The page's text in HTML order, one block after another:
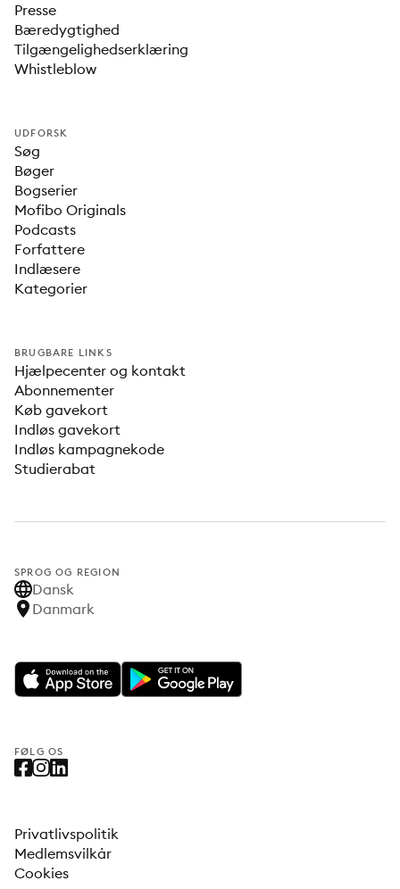
Presse
Bæredygtighed
Tilgængelighedserklæring
Whistleblow
UDFORSK
Søg
Bøger
Bogserier
Mofibo Originals
Podcasts
Forfattere
Indlæsere
Kategorier
BRUGBARE LINKS
Hjælpecenter og kontakt
Abonnementer
Køb gavekort
Indløs gavekort
Indløs kampagnekode
Studierabat
SPROG OG REGION
Dansk
Danmark
FØLG OS
Privatlivspolitik
Medlemsvilkår
Cookies